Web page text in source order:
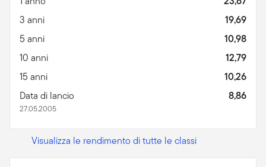
3 anni
19,69
5 anni
10,98
10 anni
12,79
15 anni
10,26
Data di lancio
27.05.2005
8,86
Visualizza le rendimento di tutte le classi